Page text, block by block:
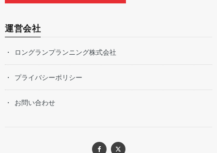
運営会社
ロングランプランニング株式会社
プライバシーポリシー
お問い合わせ